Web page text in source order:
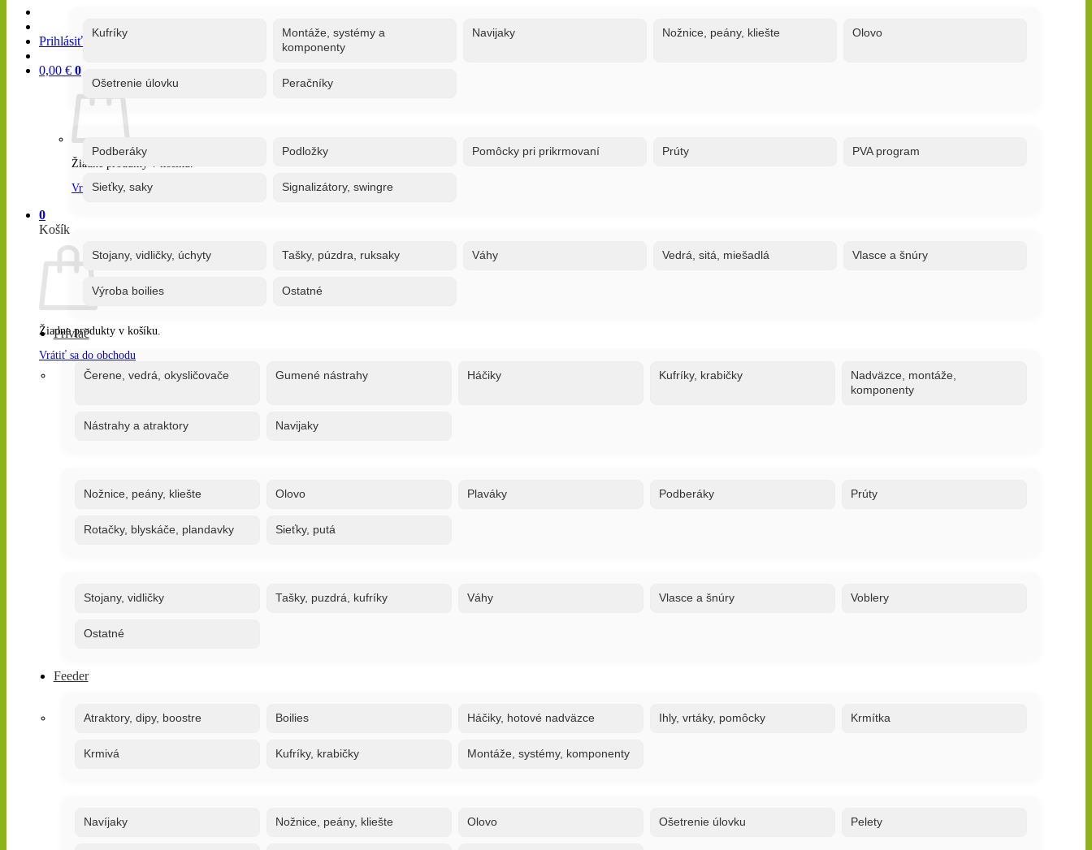
Prihlásiť / Registrovať
0,00 € 0
Žiadne produkty v košíku.
Vrátiť sa do obchodu
0
Košík
Žiadne produkty v košíku.
Vrátiť sa do obchodu
Kufríky
Montáže, systémy a
komponenty
Navijaky Nožnice, peány, kliešte Olovo
Ošetrenie úlovku Peračníky
Podberáky Podložky Pomôcky pri prikrmovaní Prúty PVA program
Sieťky, saky Signalizátory, swingre
Stojany, vidličky, úchyty Tašky, púzdra, ruksaky Váhy Vedrá, sitá, miešadlá Vlasce a šnúry
Výroba boilies Ostatné
Prívlač
Čerene, vedrá, okysličovače Gumené nástrahy Háčiky Kufríky, krabičky
Nadväzce, montáže,
komponenty
Nástrahy a atraktory Navijaky
Nožnice, peány, kliešte Olovo Plaváky Podberáky Prúty
Rotačky, blyskáče, plandavky Sieťky, putá
Stojany, vidličky Tašky, puzdrá, kufríky Váhy Vlasce a šnúry Voblery
Ostatné
Feeder
Atraktory, dipy, boostre Boilies Háčiky, hotové nadväzce Ihly, vrtáky, pomôcky Krmítka
Krmivá Kufríky, krabičky Montáže, systémy, komponenty
Navíjaky Nožnice, peány, kliešte Olovo Ošetrenie úlovku Pelety